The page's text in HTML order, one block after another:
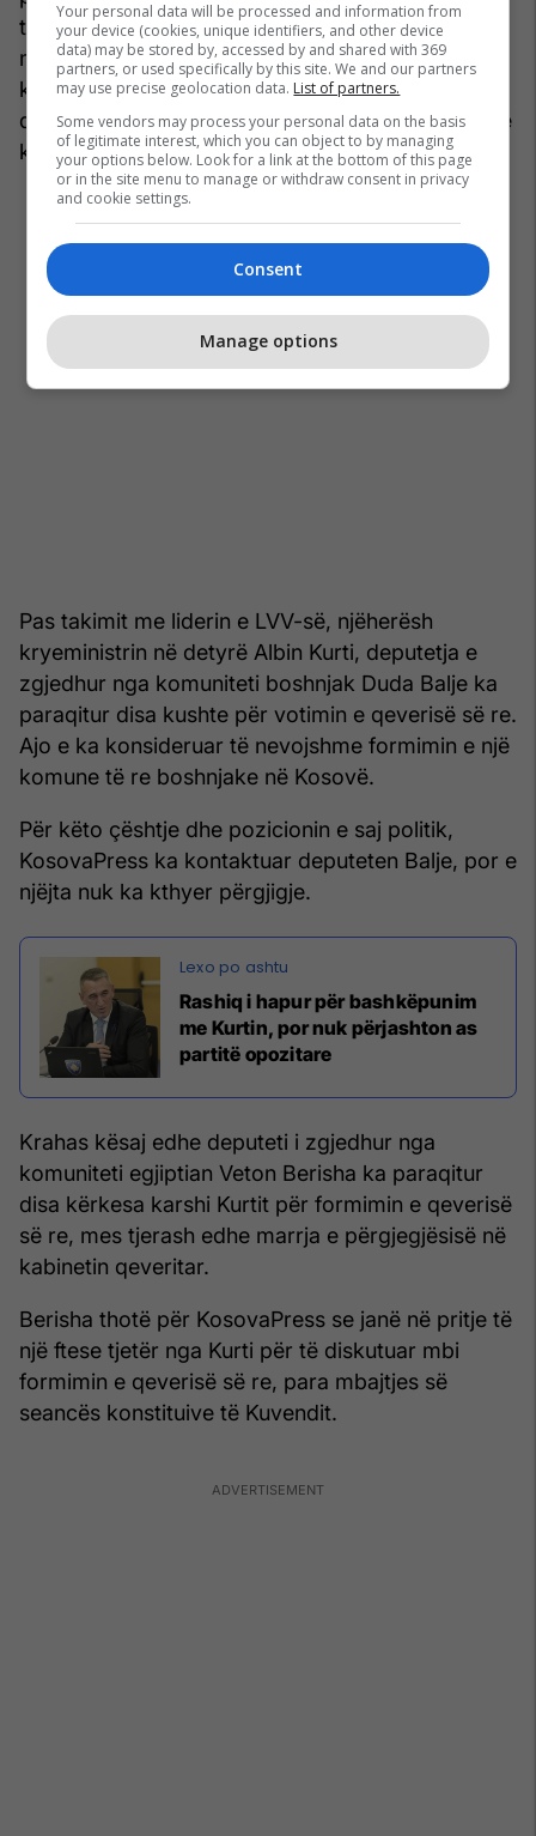
të njollosjes e stigmatizimit politik të saj. Por, në
momentin që zonja Balje do të përafrohet me
kryeministrin Kurti, atëherë të gjitha këto ankesa
dhe fajësime do të zhduken. Kjo ka ndodhur në të
kaluarën”, thekson Muhaxhiri.
Pas takimit me liderin e LVV-së, njëherësh
kryeministrin në detyrë Albin Kurti, deputetja e
zgjedhur nga komuniteti boshnjak Duda Balje ka
paraqitur disa kushte për votimin e qeverisë së re.
Ajo e ka konsideruar të nevojshme formimin e një
komune të re boshnjake në Kosovë.
Për këto çështje dhe pozicionin e saj politik,
KosovaPress ka kontaktuar deputeten Balje, por e
njëjta nuk ka kthyer përgjigje.
Rashiq i hapur për bashkëpunim
me Kurtin, por nuk përjashton as
partitë opozitare
Krahas kësaj edhe deputeti i zgjedhur nga
komuniteti egjiptian Veton Berisha ka paraqitur
disa kërkesa karshi Kurtit për formimin e qeverisë
së re, mes tjerash edhe marrja e përgjegjësisë në
kabinetin qeveritar.
Berisha thotë për KosovaPress se janë në pritje të
një ftese tjetër nga Kurti për të diskutuar mbi
formimin e qeverisë së re, para mbajtjes së
seancës konstituive të Kuvendit.
Your personal data will be processed and information from
your device (cookies, unique identifiers, and other device
data) may be stored by, accessed by and shared with 369
partners, or used specifically by this site. We and our partners
may use precise geolocation data. List of partners.
Some vendors may process your personal data on the basis
of legitimate interest, which you can object to by managing
your options below. Look for a link at the bottom of this page
or in the site menu to manage or withdraw consent in privacy
and cookie settings.
Consent
Manage options